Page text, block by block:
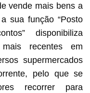
vende mais bens a
sua função “Posto
disponibiliza
recentes em
supermercados
pelo que se
recorrer para